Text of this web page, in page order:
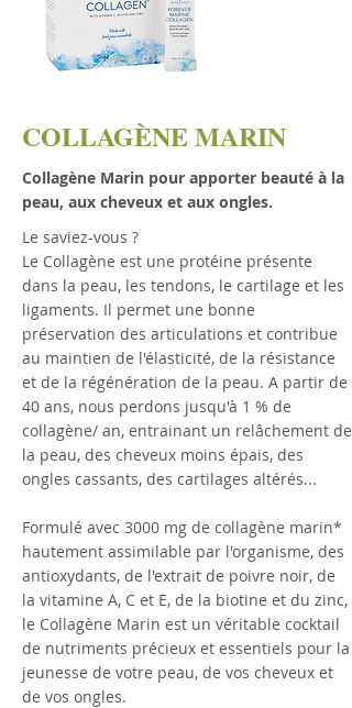
COLLAGÈNE MARIN
Collagène Marin pour apporter beauté à la
peau, aux cheveux et aux ongles.
Le saviez-vous ?
Le Collagène est une protéine présente
dans la peau, les tendons, le cartilage et les
ligaments. Il permet une bonne
préservation des articulations et contribue
au maintien de l'élasticité, de la résistance
et de la régénération de la peau. A partir de
40 ans, nous perdons jusqu'à 1 % de
collagène/ an, entrainant un relâchement de
la peau, des cheveux moins épais, des
ongles cassants, des cartilages altérés...
Formulé avec 3000 mg de collagène marin*
hautement assimilable par l'organisme, des
antioxydants, de l'extrait de poivre noir, de
la vitamine A, C et E, de la biotine et du zinc,
le Collagène Marin est un véritable cocktail
de nutriments précieux et essentiels pour la
jeunesse de votre peau, de vos cheveux et
de vos ongles.